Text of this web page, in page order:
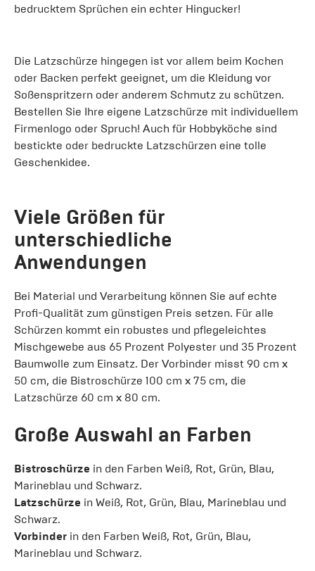
bedrucktem Sprüchen ein echter Hingucker!
Die Latzschürze hingegen ist vor allem beim Kochen
oder Backen perfekt geeignet, um die Kleidung vor
Soßenspritzern oder anderem Schmutz zu schützen.
Bestellen Sie Ihre eigene Latzschürze mit individuellem
Firmenlogo oder Spruch! Auch für Hobbyköche sind
bestickte oder bedruckte Latzschürzen eine tolle
Geschenkidee.
Viele Größen für
unterschiedliche
Anwendungen
Bei Material und Verarbeitung können Sie auf echte
Profi-Qualität zum günstigen Preis setzen. Für alle
Schürzen kommt ein robustes und pflegeleichtes
Mischgewebe aus 65 Prozent Polyester und 35 Prozent
Baumwolle zum Einsatz. Der Vorbinder misst 90 cm x
50 cm, die Bistroschürze 100 cm x 75 cm, die
Latzschürze 60 cm x 80 cm.
Große Auswahl an Farben
Bistroschürze in den Farben Weiß, Rot, Grün, Blau,
Marineblau und Schwarz.
Latzschürze in Weiß, Rot, Grün, Blau, Marineblau und
Schwarz.
Vorbinder in den Farben Weiß, Rot, Grün, Blau,
Marineblau und Schwarz.